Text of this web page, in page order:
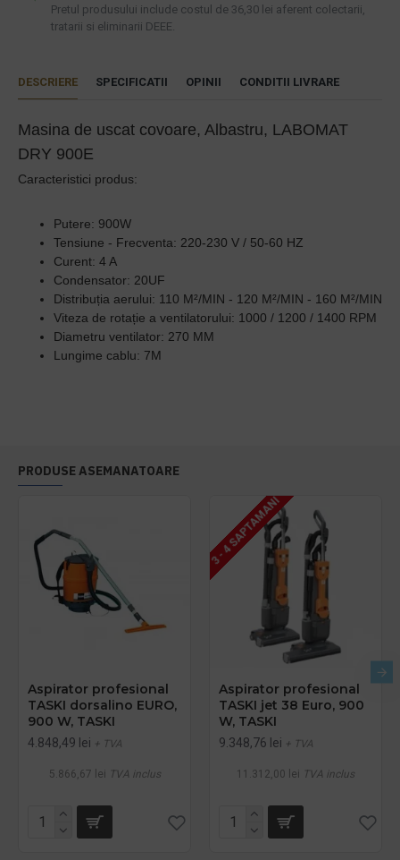
Pretul produsului include costul de 36,30 lei aferent colectarii,
tratarii si eliminarii DEEE.
DESCRIERE SPECIFICATII OPINII CONDITII LIVRARE
Masina de uscat covoare, Albastru, LABOMAT
DRY 900E
Caracteristici produs:
Putere: 900W
Tensiune - Frecventa: 220-230 V / 50-60 HZ
Curent: 4 A
Condensator: 20UF
Distribuția aerului: 110 M²/MIN - 120 M²/MIN - 160 M²/MIN
Viteza de rotație a ventilatorului: 1000 / 1200 / 1400 RPM
Diametru ventilator: 270 MM
Lungime cablu: 7M
PRODUSE ASEMANATOARE
Aspirator profesional
TASKI dorsalino EURO,
900 W, TASKI
4.848,49 lei + TVA
5.866,67 lei TVA inclus
3 - 4 SAPTAMANI
Aspirator profesional
TASKI jet 38 Euro, 900
W, TASKI
9.348,76 lei + TVA
11.312,00 lei TVA inclus